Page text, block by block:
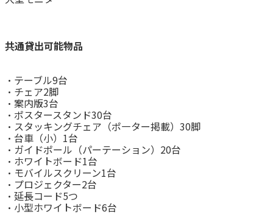
共通貸出可能物品
・テーブル9台
・チェア2脚
・案内版3台
・ポスタースタンド30台
・スタッキングチェア（ポ―ター掲載）30脚
・台車（小）1台
・ガイドポール（パーテーション）20台
・ホワイトボード1台
・モバイルスクリーン1台
・プロジェクター2台
・延長コード5つ
・小型ホワイトボード6台